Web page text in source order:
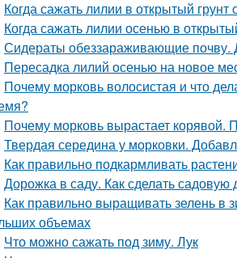
Когда сажать лилии в открытый
Когда сажать лилии осенью в
Сидераты обеззараживающие почву.
Пересадка лилий осенью на новое
Почему морковь волосистая и что
Почему морковь вырастает корявой.
Твердая середина у морковки.
Как правильно подкармливать
Дорожка в саду. Как сделать садовую
Как правильно выращивать зелень в
объемах
Что можно сажать под зиму. Лук